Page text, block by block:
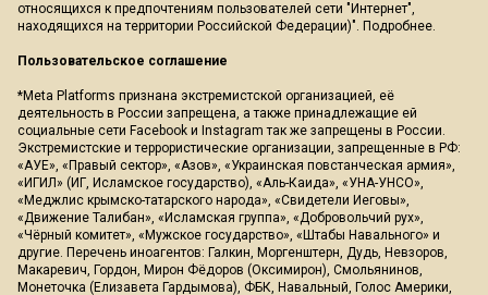
относящихся к предпочтениям пользователей сети "Интернет",
находящихся на территории Российской Федерации)". Подробнее.
Пользовательское соглашение
*Meta Platforms признана экстремистской организацией, её
деятельность в России запрещена, а также принадлежащие ей
социальные сети Facebook и Instagram так же запрещены в России.
Экстремистские и террористические организации, запрещенные в РФ:
«АУЕ», «Правый сектор», «Азов», «Украинская повстанческая армия»,
«ИГИЛ» (ИГ, Исламское государство), «Аль-Каида», «УНА-УНСО»,
«Меджлис крымско-татарского народа», «Свидетели Иеговы»,
«Движение Талибан», «Исламская группа», «Добровольчий рух»,
«Чёрный комитет», «Мужское государство», «Штабы Навального» и
другие. Перечень иноагентов: Галкин, Моргенштерн, Дудь, Невзоров,
Макаревич, Гордон, Мирон Фёдоров (Оксимирон), Смольянинов,
Монеточка (Елизавета Гардымова), ФБК, Навальный, Голос Америки,